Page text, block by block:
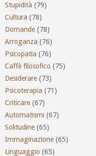
Stupidità (79)
Cultura (78)
Domande (78)
Arroganza (76)
Psicopatia (76)
Caffè filosofico (75)
Desiderare (73)
Psicoterapia (71)
Criticare (67)
Automatismi (67)
Solitudine (65)
Immaginazione (65)
Linguaggio (65)